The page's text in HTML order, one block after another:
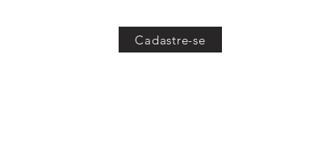
Cadastre-se